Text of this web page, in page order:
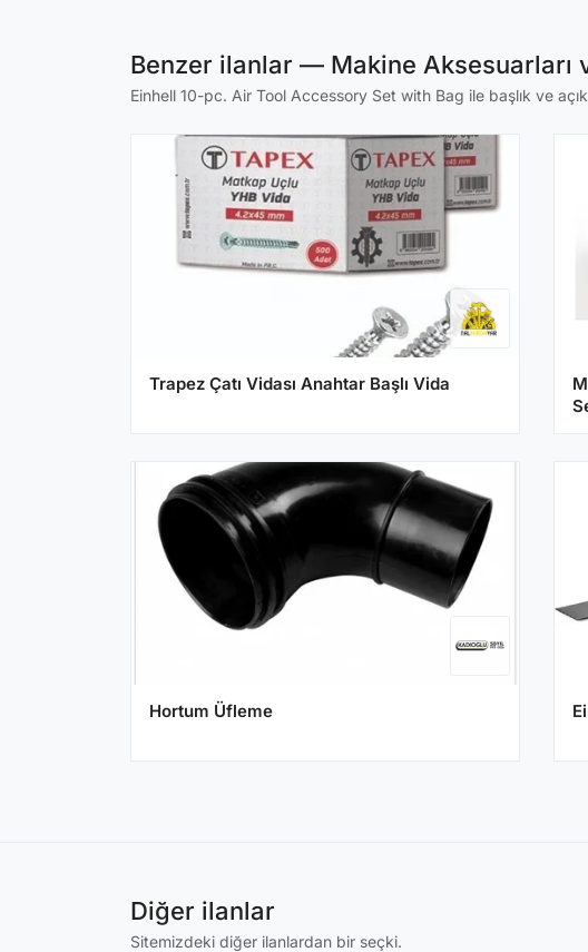
Benzer ilanlar — Makine Aksesuarları
Einhell 10-pc. Air Tool Accessory Set with Bag ile başlık ve
Trapez Çatı Vidası Anahtar Başlı Vida
Hortum Üfleme
Diğer ilanlar
Sitemizdeki diğer ilanlardan bir seçki.